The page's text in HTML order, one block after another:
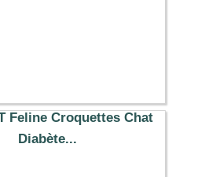
Feline Croquettes Chat
Diabète...